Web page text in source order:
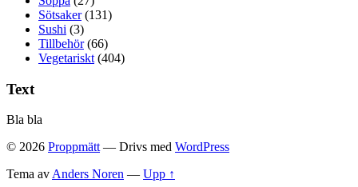
Sötsaker(131)
Sushi (3)
Tillbehör(66)
Vegetariskt (404)
Text
Bla bla
© 2026 Proppmätt — Drivs med WordPress
Tema av Anders Noren — Upp ↑